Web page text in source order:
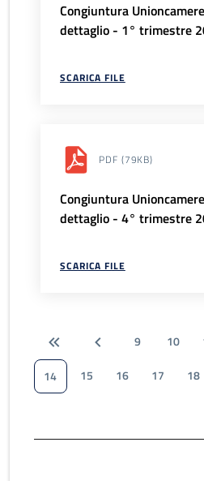
Congiuntura
dettaglio - 1° trimestre
SCARICA FILE
PDF (79KB)
Congiuntura
dettaglio - 4° trimestre
SCARICA FILE
9 10
14
15 16 17 18